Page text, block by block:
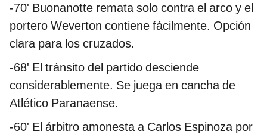
-70' Buonanotte remata solo contra el arco y el
portero Weverton contiene fácilmente. Opción
clara para los cruzados.
-68' El tránsito del partido desciende
considerablemente. Se juega en cancha de
Atlético Paranaense.
-60' El árbitro amonesta a Carlos Espinoza por